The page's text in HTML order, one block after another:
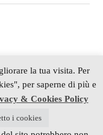
& CRAFT |
01574070098 |
la tua visita. Per
per saperne di più e
& Cookies Policy
i cookies